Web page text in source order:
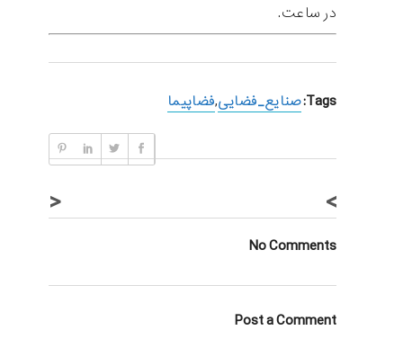
در ساعت.
Tags: صنایع_فضایی,فضاپیما
< >
No Comments
Post a Comment